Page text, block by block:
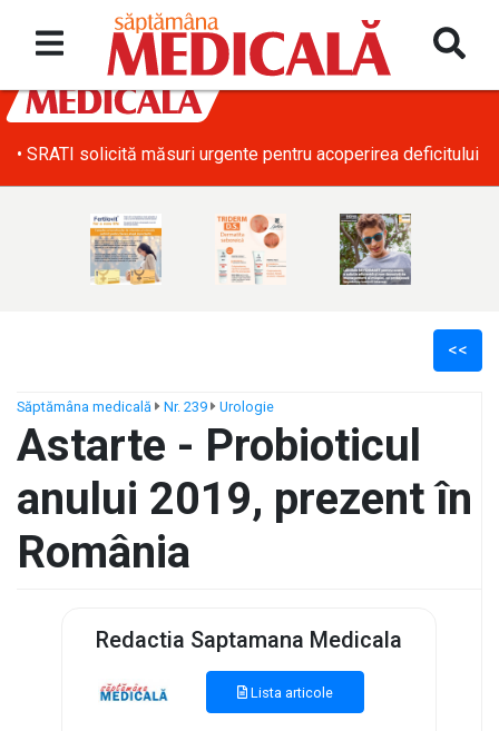
• SRATI solicită măsuri urgente pentru acoperirea deficitului
<<
Săptămâna medicală Nr. 239 Urologie
Astarte - Probioticul
anului 2019, prezent în
România
Redactia Saptamana Medicala
Lista articole